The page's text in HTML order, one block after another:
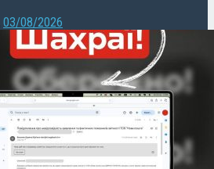
03/08/2026